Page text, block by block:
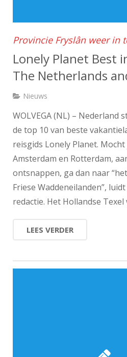
Provincie Fryslân weer in
Lonely Planet Best
The Netherlands
Nieuws
WOLVEGA (NL) – Nederland
de top 10 van beste
reisgids Lonely Planet.
Amsterdam en Rotterdam,
ontsnappen, ga dan naar
Friese Waddeneilanden”,
redactie. Het Hollandse
LEES VERDER